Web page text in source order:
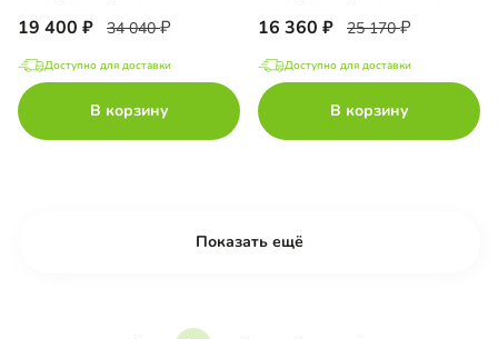
19 400 34 040
Доступно для доставки
В корзину
16 360 25 170
Доступно для доставки
В корзину
Показать ещё